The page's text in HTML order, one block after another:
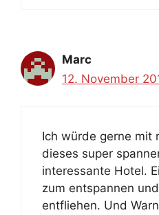
Marc
12. November
Ich würde gerne mit
dieses super
interessante Hotel.
zum entspannen
entfliehen. Und